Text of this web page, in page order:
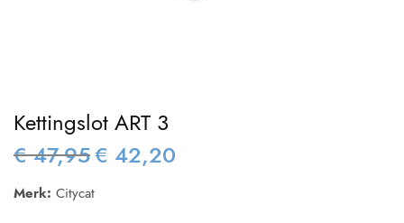
Kettingslot ART 3
€47,95 Oorspronkelijke
€ 47,95.
€ 42,20
Merk: Citycat